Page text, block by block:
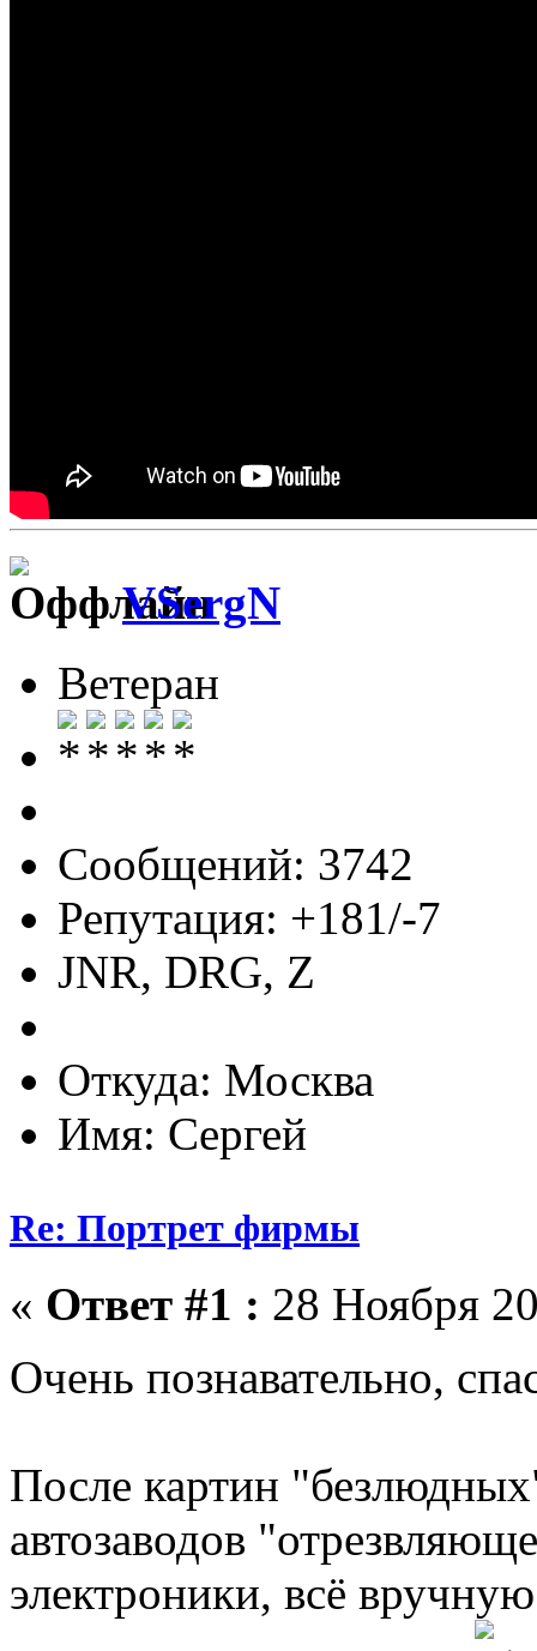
VSergN
Ветеран
Сообщений: 3742
Репутация: +181/-7
JNR, DRG, Z
Откуда: Москва
Имя: Сергей
Re: Портрет фирмы
« Ответ #1 : 28 Ноября
Очень познавательно,
После картин
автозаводов
электроники, всё